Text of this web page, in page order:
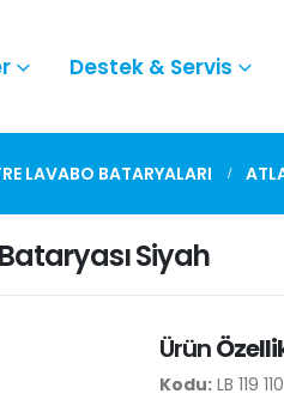
Destek & Servis
LAVABO BATARYALARI
Siyah
Ürün
Kodu: LB 119